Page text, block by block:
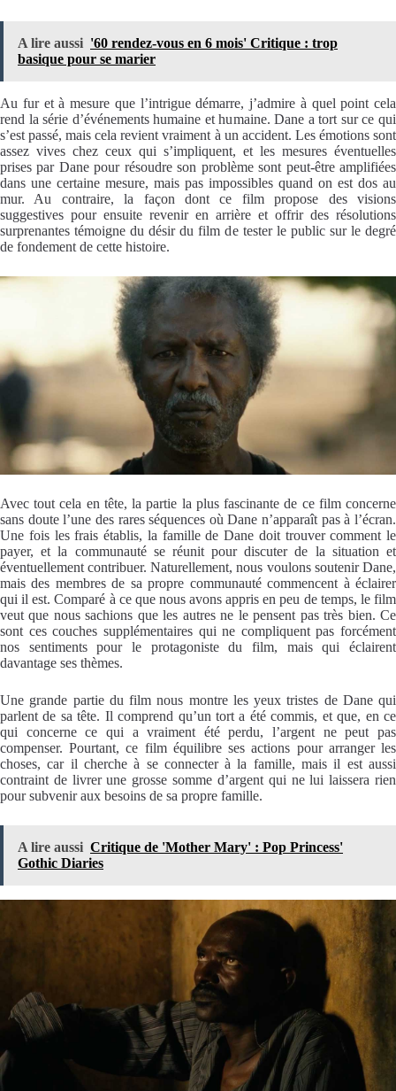
A lire aussi '60 rendez-vous en 6 mois' Critique : trop
basique pour se marier
Au fur et à mesure que l’intrigue démarre, j’admire à quel point cela
rend la série d’événements humaine et humaine. Dane a tort sur ce qui
s’est passé, mais cela revient vraiment à un accident. Les émotions sont
assez vives chez ceux qui s’impliquent, et les mesures éventuelles
prises par Dane pour résoudre son problème sont peut-être amplifiées
dans une certaine mesure, mais pas impossibles quand on est dos au
mur. Au contraire, la façon dont ce film propose des visions
suggestives pour ensuite revenir en arrière et offrir des résolutions
surprenantes témoigne du désir du film de tester le public sur le degré
de fondement de cette histoire.
Avec tout cela en tête, la partie la plus fascinante de ce film concerne
sans doute l’une des rares séquences où Dane n’apparaît pas à l’écran.
Une fois les frais établis, la famille de Dane doit trouver comment le
payer, et la communauté se réunit pour discuter de la situation et
éventuellement contribuer. Naturellement, nous voulons soutenir Dane,
mais des membres de sa propre communauté commencent à éclairer
qui il est. Comparé à ce que nous avons appris en peu de temps, le film
veut que nous sachions que les autres ne le pensent pas très bien. Ce
sont ces couches supplémentaires qui ne compliquent pas forcément
nos sentiments pour le protagoniste du film, mais qui éclairent
davantage ses thèmes.
Une grande partie du film nous montre les yeux tristes de Dane qui
parlent de sa tête. Il comprend qu’un tort a été commis, et que, en ce
qui concerne ce qui a vraiment été perdu, l’argent ne peut pas
compenser. Pourtant, ce film équilibre ses actions pour arranger les
choses, car il cherche à se connecter à la famille, mais il est aussi
contraint de livrer une grosse somme d’argent qui ne lui laissera rien
pour subvenir aux besoins de sa propre famille.
A lire aussi Critique de 'Mother Mary' : Pop Princess'
Gothic Diaries